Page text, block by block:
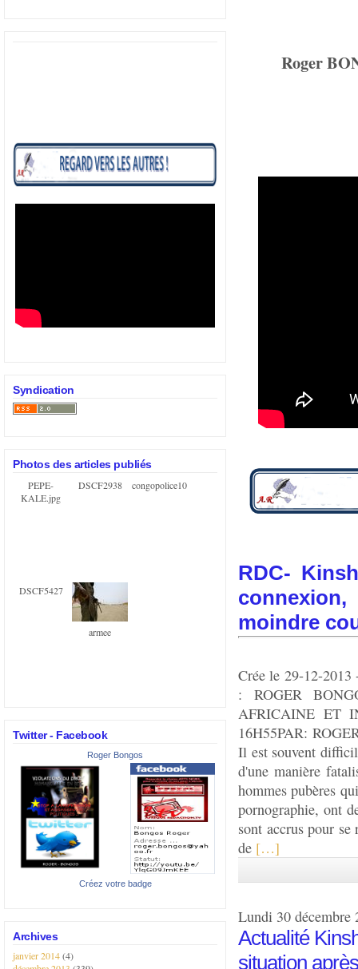
Syndication
Photos des articles publiés
PEPE-
KALE.jpg
DSCF2938 congopolice10
DSCF5427
armee
Twitter - Facebook
Roger Bongos
Créez votre badge
Archives
janvier 2014(4)
Roger
RDC-
moindre
Crée le 29-12-
: ROGER
AFRICAINE ET
16H55PAR:
Il est souvent
d'une manière
hommes pubères
pornographie, ont
sont accrus pour
de […]
Lundi 30 décembre
Actualité
situation